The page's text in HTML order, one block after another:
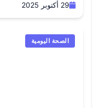
29 أكتوبر 2025
الصحة اليومية